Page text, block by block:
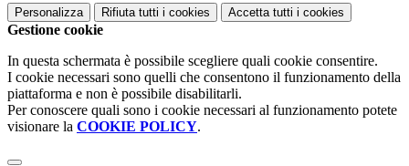
Personalizza Rifiuta tutti i cookies Accetta tutti i cookies
Gestione cookie
In questa schermata è possibile scegliere quali cookie consentire.
I cookie necessari sono quelli che consentono il funzionamento della
piattaforma e non è possibile disabilitarli.
Per conoscere quali sono i cookie necessari al funzionamento potete
visionare la COOKIE POLICY.